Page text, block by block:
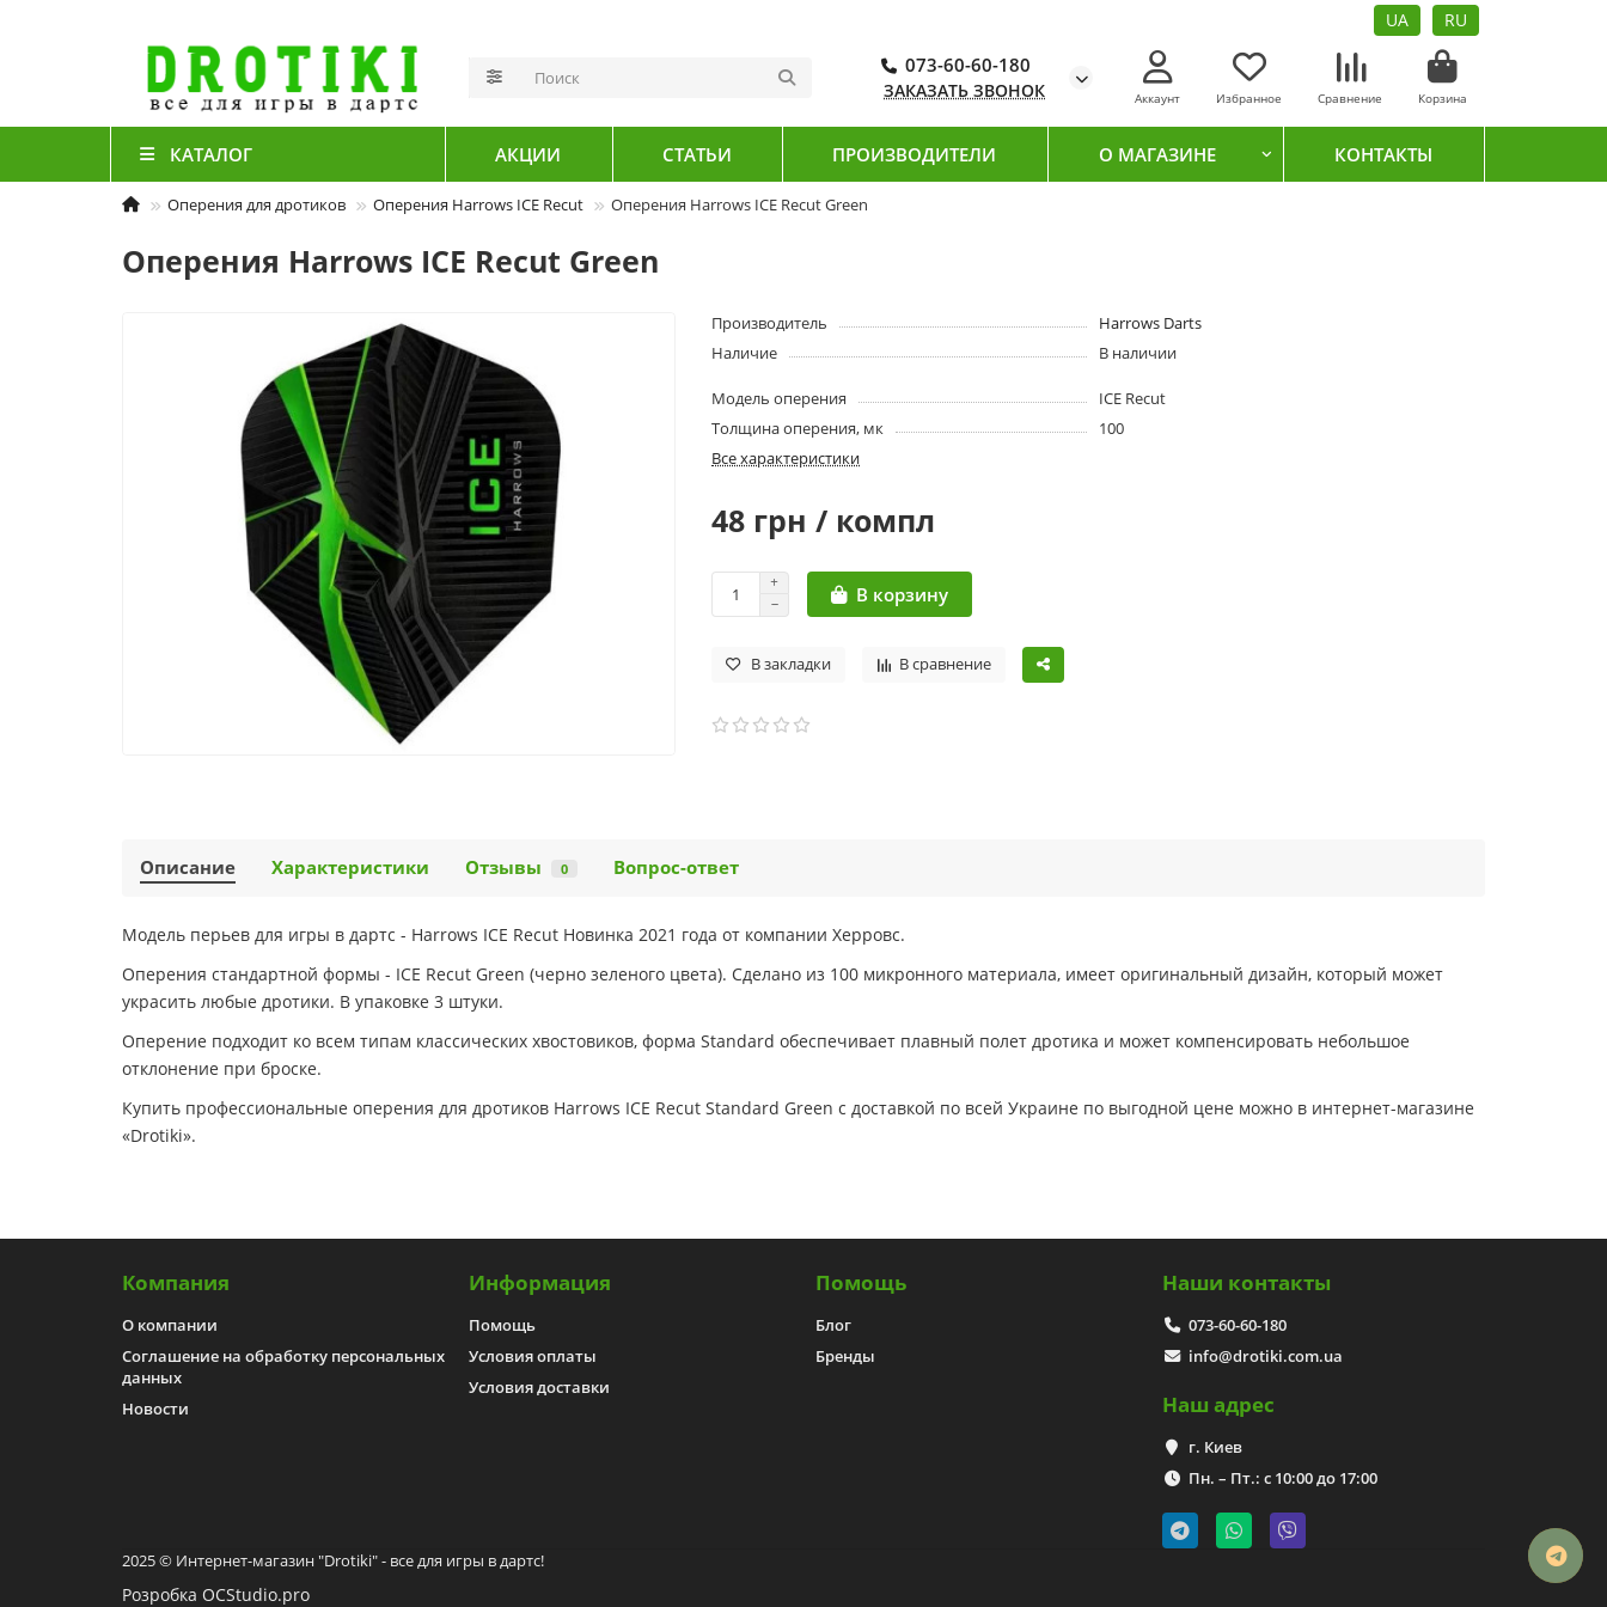
UA RU
073-60-60-180
ЗАКАЗАТЬ ЗВОНОК Аккаунт Избранное Сравнение Корзина
КАТАЛОГ АКЦИИ СТАТЬИ ПРОИЗВОДИТЕЛИ О МАГАЗИНЕ КОНТАКТЫ
Оперения для дротиков Оперения Harrows ICE Recut Оперения Harrows ICE Recut Green
Оперения Harrows ICE Recut Green
Производитель
Harrows Darts
Наличие
В наличии
Модель оперения
ICE Recut
Толщина оперения, мк
100
Все характеристики
48 грн / компл
В корзину
В закладки В сравнение
Описание Характеристики Отзывы 0 Вопрос-ответ
Модель перьев для игры в дартс - Harrows ICE Recut Новинка 2021 года от компании Херровс.
Оперения стандартной формы - ICE Recut Green (черно зеленого цвета). Сделано из 100 микронного материала, имеет оригинальный дизайн, который может
украсить любые дротики. В упаковке 3 штуки.
Оперение подходит ко всем типам классических хвостовиков, форма Standard обеспечивает плавный полет дротика и может компенсировать небольшое
отклонение при броске.
Купить профессиональные оперения для дротиков Harrows ICE Recut Standard Green с доставкой по всей Украине по выгодной цене можно в интернет-магазине
«Drotiki».
Компания
О компании
Соглашение на обработку персональных
данных
Новости
Информация
Помощь
Условия оплаты
Условия доставки
Помощь
Блог
Бренды
Наши контакты
073-60-60-180
info@drotiki.com.ua
Наш адрес
г. Киев
Пн. – Пт.: с 10:00 до 17:00
2025 © Интернет-магазин "Drotiki" - все для игры в дартс!
Розробка OCStudio.pro